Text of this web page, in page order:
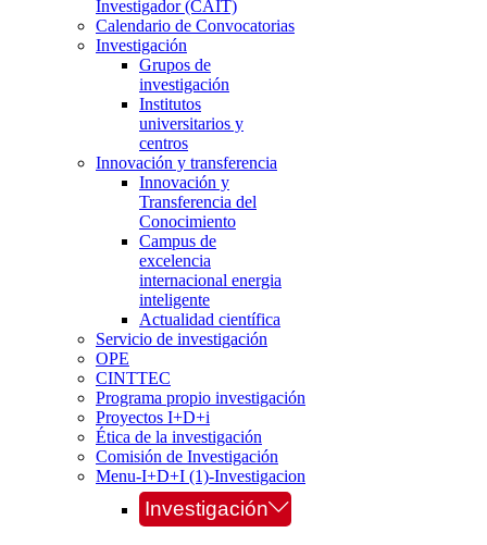
Investigador (CAIT)
Calendario de Convocatorias
Investigación
Grupos de
investigación
Institutos
universitarios y
centros
Innovación y transferencia
Innovación y
Transferencia del
Conocimiento
Campus de
excelencia
internacional energia
inteligente
Actualidad científica
Servicio de investigación
OPE
CINTTEC
Programa propio investigación
Proyectos I+D+i
Ética de la investigación
Comisión de Investigación
Menu-I+D+I (1)-Investigacion
Investigación